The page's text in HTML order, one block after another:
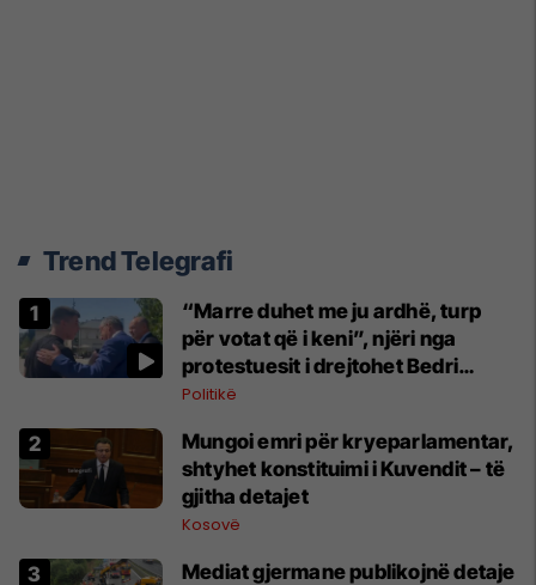
Trend Telegrafi
“Marre duhet me ju ardhë, turp
për votat që i keni”, njëri nga
protestuesit i drejtohet Bedri
Hamzës
Politikë
Mungoi emri për kryeparlamentar,
shtyhet konstituimi i Kuvendit – të
gjitha detajet
Kosovë
Mediat gjermane publikojnë detaje